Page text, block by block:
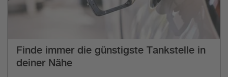
Finde immer die günstigste Tankstelle in
deiner Nähe